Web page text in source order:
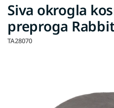
Siva okrogla
preproga
TA28070